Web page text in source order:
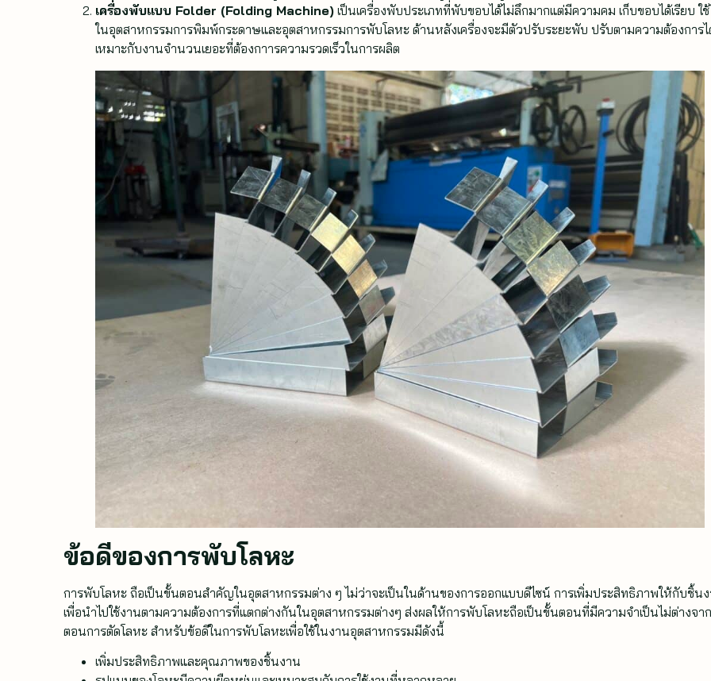
เครื่องพับแบบ Folder (Folding Machine) เป็นเครื่องพับประเภทที่พับขอบได้ไม่ลึกมากแต่มีความคม เก็บขอบได้เรียบ ใ
ในอุตสาหกรรมการพิมพ์กระดาษและอุตสาหกรรมการพับโลหะ ด้านหลังเครื่องจะมีตัวปรับระยะพับ ปรับตามความต้องการ
เหมาะกับงานจำนวนเยอะที่ต้องกาารความรวดเร็วในการผลิต
ข้อดีของการพับโลหะ
การพับโลหะ ถือเป็นขั้นตอนสำคัญในอุตสาหกรรมต่าง ๆ ไม่ว่าจะเป็นในด้านของการออกแบบดีไซน์ การเพิ่มประสิทธิภาพให้กับชิ้น
เพื่อนำไปใช้งานตามความต้องการที่แตกต่างกันในอุตสาหกรรมต่างๆ ส่งผลให้การพับโลหะถือเป็นขั้นตอนที่มีความจำเป็นไม่ต่างจา
ตอนการตัดโลหะ สำหรับข้อดีในการพับโลหะเพื่อใช้ในงานอุตสาหกรรมมีดังนี้
เพิ่มประสิทธิภาพและคุณภาพของชิ้นงาน